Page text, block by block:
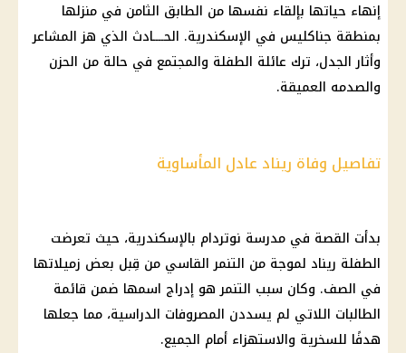
إنهاء حياتها بإلقاء نفسها من الطابق الثامن في منزلها
بمنطقة جناكليس في الإسكندرية. الحــــادث الذي هز المشاعر
وأثار الجدل، ترك عائلة الطفلة والمجتمع في حالة من الحزن
والصدمه العميقة.
تفاصيل وفاة ريناد عادل المأساوية
بدأت القصة في مدرسة نوتردام بالإسكندرية، حيث تعرضت
الطفلة ريناد لموجة من التنمر القاسي من قِبل بعض زميلاتها
في الصف. وكان سبب التنمر هو إدراج اسمها ضمن قائمة
الطالبات اللاتي لم يسددن المصروفات الدراسية، مما جعلها
هدفًا للسخرية والاستهزاء أمام الجميع.